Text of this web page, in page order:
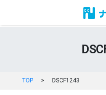
TOP > DSCF1243